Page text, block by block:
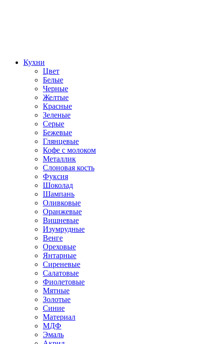
Кухни
Цвет
Белые
Черные
Желтые
Красные
Зеленые
Серые
Бежевые
Глянцевые
Кофе с молоком
Металлик
Слоновая кость
Фуксия
Шоколад
Шампань
Оливковые
Оранжевые
Вишневые
Изумрудные
Венге
Ореховые
Янтарные
Сиреневые
Салатовые
Фиолетовые
Мятные
Золотые
Синие
Материал
МДФ
Эмаль